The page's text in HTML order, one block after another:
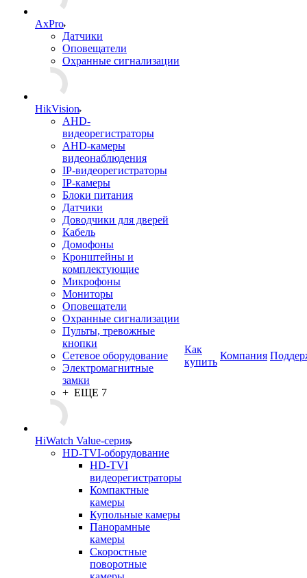
AxPro
Датчики
Оповещатели
Охранные сигнализации
HikVision
AHD-
видеорегистраторы
AHD-камеры
видеонаблюдения
IP-видеорегистраторы
IP-камеры
Блоки питания
Датчики
Доводчики для дверей
Кабель
Домофоны
Кронштейны и
комплектующие
Микрофоны
Мониторы
Оповещатели
Охранные сигнализации
Пульты, тревожные
кнопки
Сетевое оборудование
Электромагнитные
замки
+ ЕЩЕ 7
HiWatch Value-серия
HD-TVI-оборудование
HD-TVI
видеорегистраторы
Компактные
камеры
Купольные камеры
Панорамные
камеры
Скоростные
поворотные
Как
купить
Компания